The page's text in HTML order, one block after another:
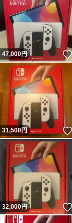
47,000円
31,500円
32,000円